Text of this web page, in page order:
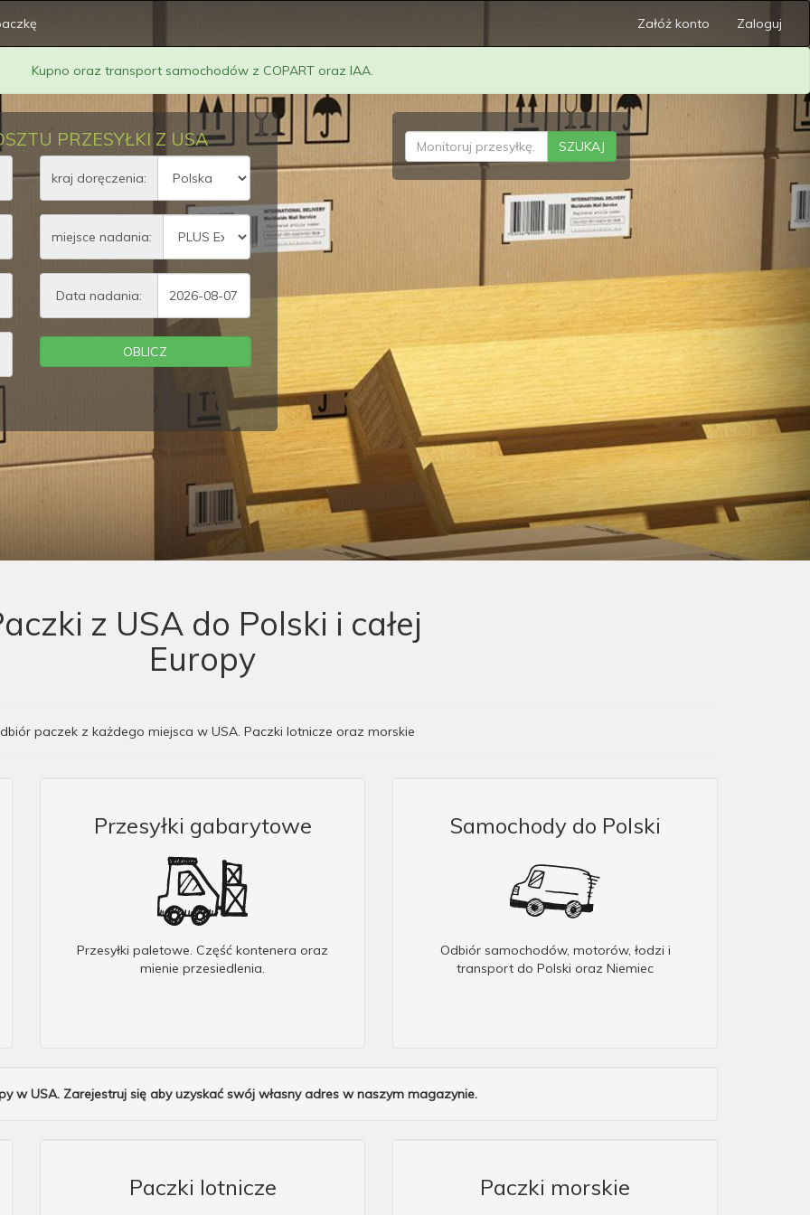
Załóż konto Zaloguj
Kupno oraz transport samochodów z COPART oraz IAA.
PRZESYŁKI Z USA
kraj doręczenia:
miejsce nadania:
Data nadania:
OBLICZ
SZUKAJ
z USA do Polski i całej
Europy
paczek z każdego miejsca w USA. Paczki lotnicze oraz morskie
Przesyłki gabarytowe
Przesyłki paletowe. Część kontenera oraz
mienie przesiedlenia.
Samochody do Polski
Odbiór samochodów, motorów, łodzi i
transport do Polski oraz Niemiec
w USA. Zarejestruj się aby uzyskać swój własny adres w naszym magazynie.
Paczki lotnicze Paczki morskie